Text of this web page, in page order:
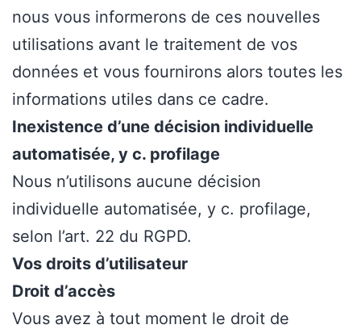
nous vous informerons de ces nouvelles
utilisations avant le traitement de vos
données et vous fournirons alors toutes les
informations utiles dans ce cadre.
Inexistence d’une décision individuelle
automatisée, y c. profilage
Nous n’utilisons aucune décision
individuelle automatisée, y c. profilage,
selon l’art. 22 du RGPD.
Vos droits d’utilisateur
Droit d’accès
Vous avez à tout moment le droit de